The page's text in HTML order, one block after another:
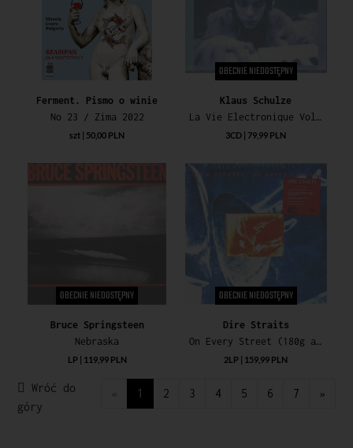
Ferment. Pismo o winie
No 23 / Zima 2022
szt | 50,00 PLN
OBECNIE NIEDOSTĘPNY
Klaus Schulze
La Vie Electronique Vol 1
3CD | 79,99 PLN
OBECNIE NIEDOSTĘPNY
Bruce Springsteen
Nebraska
LP | 119,99 PLN
OBECNIE NIEDOSTĘPNY
Dire Straits
On Every Street (180g audiophile vinyl)
2LP | 159,99 PLN
Wróć do
góry
« 1 2 3 4 5 6 7 »